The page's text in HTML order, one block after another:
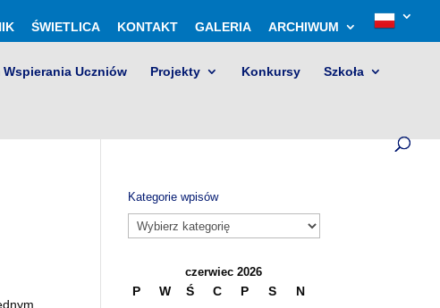
ŚWIETLICA KONTAKT GALERIA ARCHIWUM
Wspierania Uczniów Projekty Konkursy Szkoła
Kategorie wpisów
Kategorie
wpisów
czerwiec 2026
P W Ś C P S
N